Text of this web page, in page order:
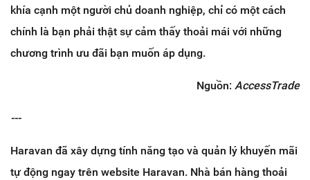
khía cạnh một người chủ doanh nghiệp, chỉ có một cách
chính là bạn phải thật sự cảm thấy thoải mái với những
chương trình ưu đãi bạn muốn áp dụng.
Nguồn: AccessTrade
---
Haravan đã xây dựng tính năng tạo và quản lý khuyến mãi
tự động ngay trên website Haravan. Nhà bán hàng thoải